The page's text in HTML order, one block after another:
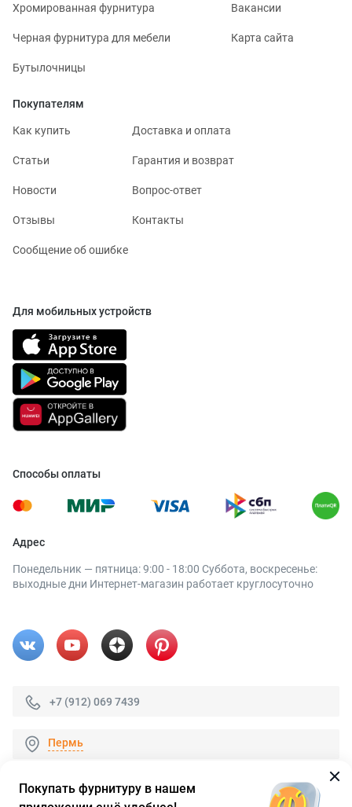
Хромированная фурнитура
Черная фурнитура для мебели
Бутылочницы
Вакансии
Карта сайта
Покупателям
Как купить Доставка и оплата
Статьи Гарантия и возврат
Новости Вопрос-ответ
Отзывы Контакты
Сообщение об ошибке
Для мобильных устройств
Способы оплаты
Адрес
Понедельник — пятница: 9:00 - 18:00 Суббота, воскресенье:
выходные дни Интернет-магазин работает круглосуточно
+7 (912) 069 7439
Пермь
Покупать фурнитуру в нашем